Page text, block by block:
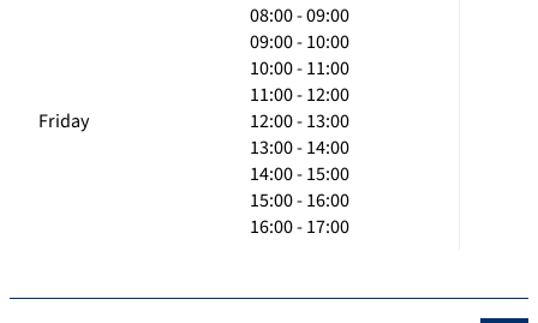
Friday
08:00 - 09:00
09:00 - 10:00
10:00 - 11:00
11:00 - 12:00
12:00 - 13:00
13:00 - 14:00
14:00 - 15:00
15:00 - 16:00
16:00 - 17:00